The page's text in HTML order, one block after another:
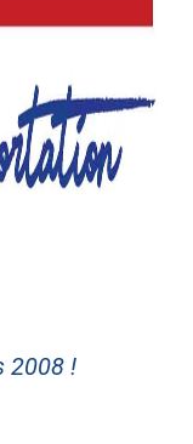
2008 !